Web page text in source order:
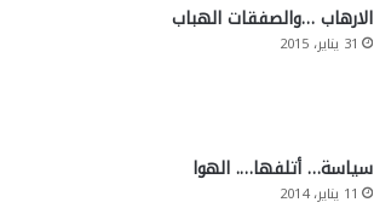
الارهاب …والصفقات الهباب
31 يناير، 2015
سياسة… أتلفها…. الهوا
11 يناير، 2014